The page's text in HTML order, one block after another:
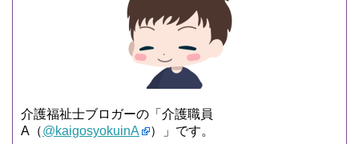
介護福祉士ブロガーの「介護職員
A（@kaigosyokuinA ）」です。